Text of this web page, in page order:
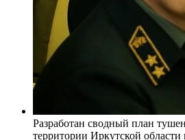
Разработан сводный план
территории Иркутской области